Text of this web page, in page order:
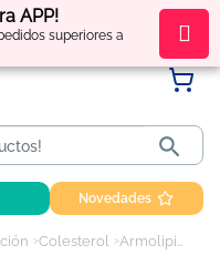
APP!
superiores a
por tus compras

Novedades
Colesterol Armolipid Plus, 60 comprimidos